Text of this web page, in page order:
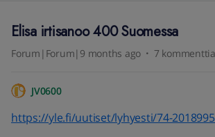
Elisa irtisanoo 400 Suomessa
Forum|Forum|9 months ago 7 kommenttia
JV0600
https://yle.fi/uutiset/lyhyesti/74-